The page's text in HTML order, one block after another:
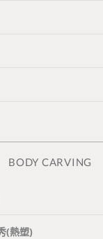
BODY CARVING
(熱塑)